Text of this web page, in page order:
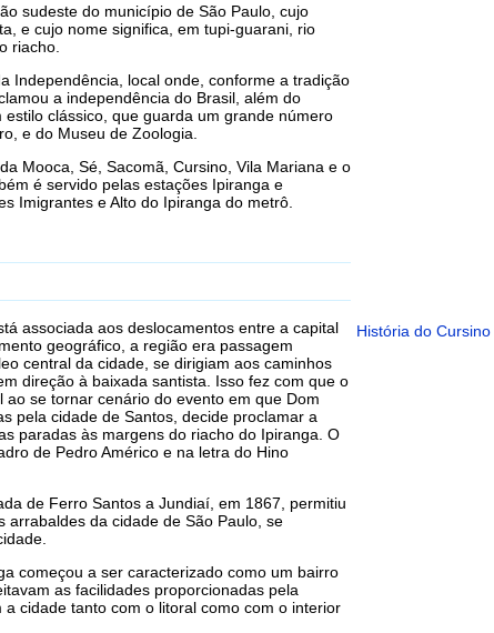
sudeste do município de São Paulo, cujo
e cujo nome significa, em tupi-guarani, rio
riacho.
Independência, local onde, conforme a tradição
a independência do Brasil, além do
clássico, que guarda um grande número
e do Museu de Zoologia.
Mooca, Sé, Sacomã, Cursino, Vila Mariana e o
é servido pelas estações Ipiranga e
Imigrantes e Alto do Ipiranga do metrô.
associada aos deslocamentos entre a capital
geográfico, a região era passagem
central da cidade, se dirigiam aos caminhos
direção à baixada santista. Isso fez com que o
se tornar cenário do evento em que Dom
pela cidade de Santos, decide proclamar a
paradas às margens do riacho do Ipiranga. O
de Pedro Américo e na letra do Hino
de Ferro Santos a Jundiaí, em 1867, permitiu
da cidade de São Paulo, se
começou a ser caracterizado como um bairro
as facilidades proporcionadas pela
cidade tanto com o litoral como com o interior
História do Cursino